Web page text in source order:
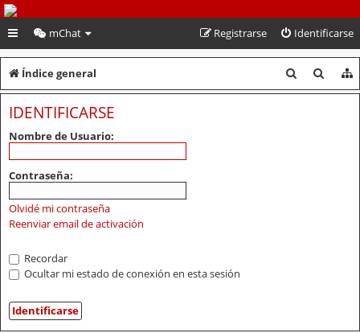
PeruVoley.com
mChat Identificarse
Registrarse
Índice general
u
u
IDENTIFICARSE
Nombre de Usuario:
Contraseña:
Olvidé mi contraseña
Reenviar email de activación
Recordar
Ocultar mi estado de conexión en esta sesión